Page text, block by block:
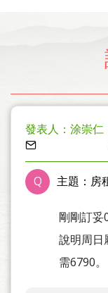
發表人：涂崇仁
Q 主題：房
剛剛訂
說明周日
需6790。